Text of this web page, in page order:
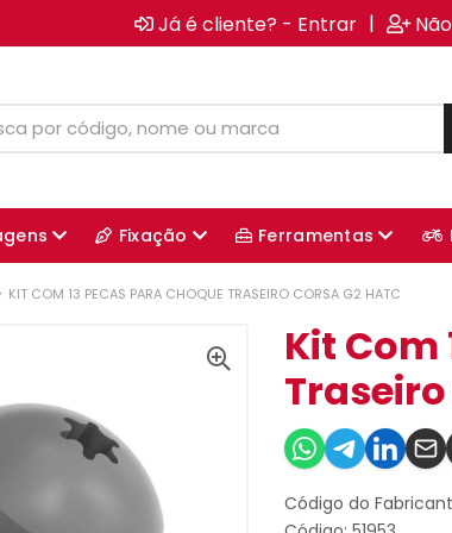
Já é cliente? - Entrar |
Fixação Ferramentas
KIT COM 13 PECAS PARA CHOQUE TRASEIRO CORSA G2 HATC
Kit Com
Código do